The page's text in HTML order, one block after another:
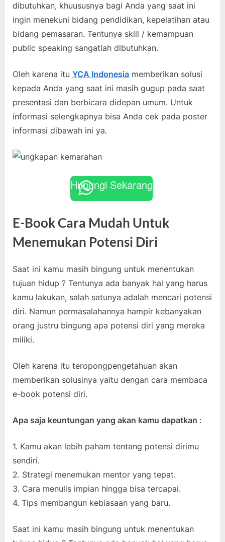
dibutuhkan, khuususnya bagi Anda yang saat ini
ingin menekuni bidang pendidikan, kepelatihan atau
bidang pemasaran. Tentunya skill / kemampuan
public speaking sangatlah dibutuhkan.
Oleh karena itu YCA Indonesia memberikan solusi
kepada Anda yang saat ini masih gugup pada saat
presentasi dan berbicara didepan umum. Untuk
informasi selengkapnya bisa Anda cek pada poster
informasi dibawah ini ya.
Hubungi Sekarang
E-Book Cara Mudah Untuk
Menemukan Potensi Diri
Saat ini kamu masih bingung untuk menentukan
tujuan hidup ? Tentunya ada banyak hal yang harus
kamu lakukan, salah satunya adalah mencari potensi
diri. Namun permasalahannya hampir kebanyakan
orang justru bingung apa potensi diri yang mereka
miliki.
Oleh karena itu teropongpengetahuan akan
memberikan solusinya yaitu dengan cara membaca
e-book potensi diri.
Apa saja keuntungan yang akan kamu dapatkan :
1. Kamu akan lebih paham tentang potensi dirimu
sendiri.
2. Strategi menemukan mentor yang tepat.
3. Cara menulis impian hingga bisa tercapai.
4. Tips membangun kebiasaan yang baru.
Saat ini kamu masih bingung untuk menentukan